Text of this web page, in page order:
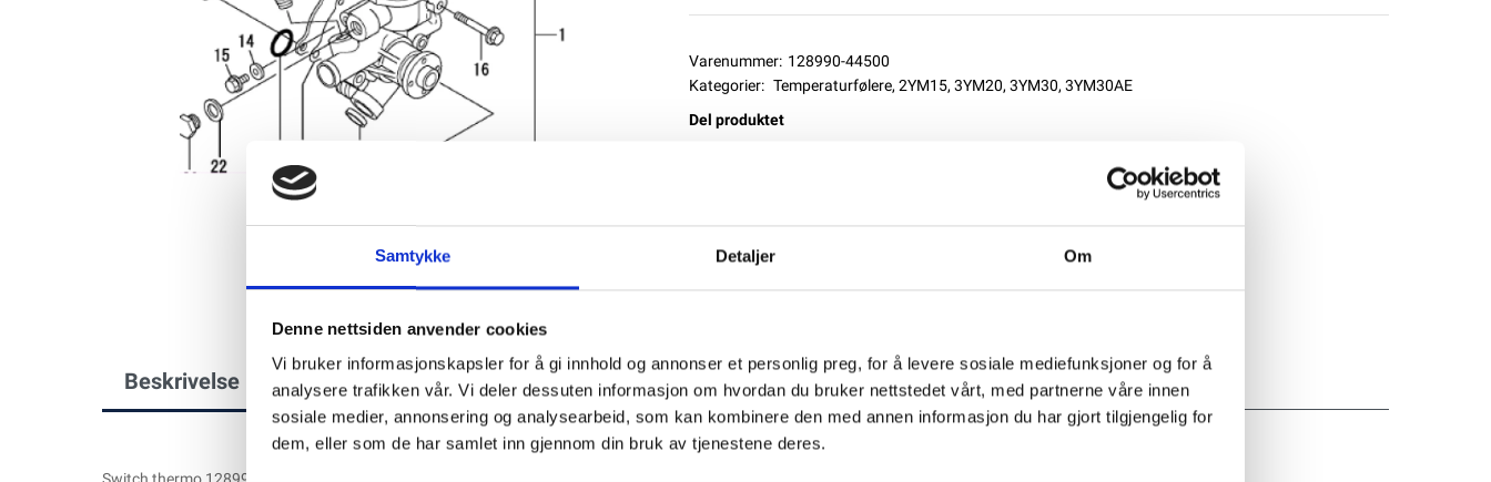
Samtykke Detaljer Om
Denne nettsiden anvender cookies
Vi bruker informasjonskapsler for å gi innhold og annonser et personlig preg, for å levere sosiale mediefunksjoner og for å
analysere trafikken vår. Vi deler dessuten informasjon om hvordan du bruker nettstedet vårt, med partnerne våre innen
sosiale medier, annonsering og analysearbeid, som kan kombinere den med annen informasjon du har gjort tilgjengelig for
dem, eller som de har samlet inn gjennom din bruk av tjenestene deres.
Varenummer: 128990-44500
Kategorier: Temperaturfølere, 2YM15, 3YM20, 3YM30, 3YM30AE
Del produktet
Beskrivelse